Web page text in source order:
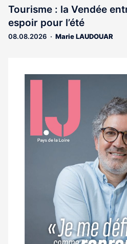
est
réservé
abonnés
Tourisme : la Vendée
espoir pour l’été
08.08.2026 Marie LAUDOUAR
Notre
magazine